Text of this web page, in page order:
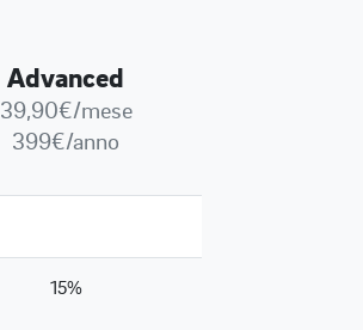
Advanced
39,90€/mese
399€/anno
15%